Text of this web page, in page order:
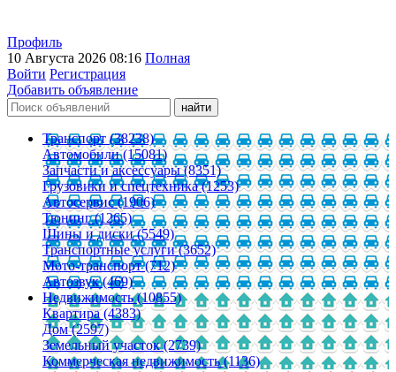
Профиль
10 Августа 2026 08:16 Полная
Войти Регистрация
Добавить объявление
Транспорт (38238)
Автомобили (15081)
Запчасти и аксессуары (8351)
Грузовики и спецтехника (1253)
Автосервис (1906)
Тюнинг (1265)
Шины и диски (5549)
Транспортные услуги (3652)
Мото-транспорт (712)
Автозвук (469)
Недвижимость (10855)
Квартира (4383)
Дом (2597)
Земельный участок (2739)
Коммерческая недвижимость (1136)